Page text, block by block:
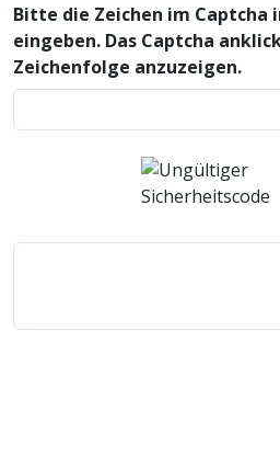
Bitte die Zeichen im Captcha
eingeben. Das Captcha
Zeichenfolge anzuzeigen.